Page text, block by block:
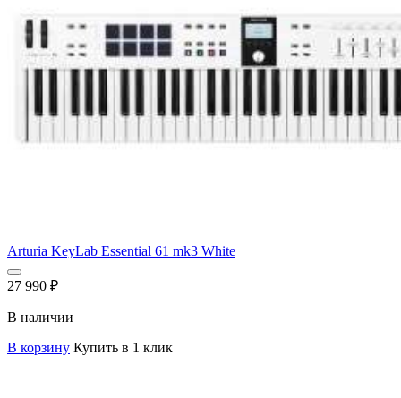
Arturia KeyLab Essential 61 mk3 White
27 990 ₽
В наличии
В корзину Купить в 1 клик